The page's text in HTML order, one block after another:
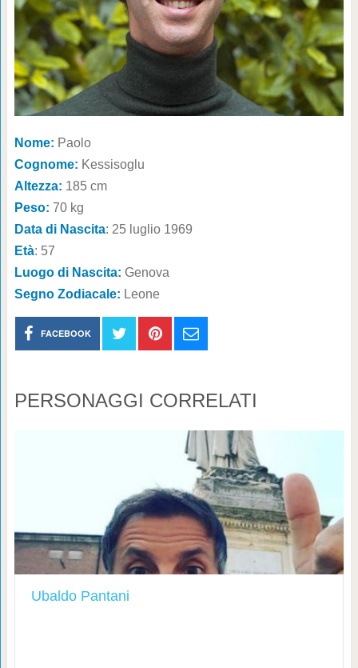
Nome: Paolo
Cognome: Kessisoglu
Altezza: 185 cm
Peso: 70 kg
Data di Nascita: 25 luglio 1969
Età: 57
Luogo di Nascita: Genova
Segno Zodiacale: Leone
FACEBOOK
PERSONAGGI CORRELATI
Ubaldo Pantani